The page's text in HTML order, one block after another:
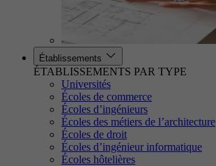
Établissements
ÉTABLISSEMENTS PAR TYPE
Universités
Écoles de commerce
Écoles d’ingénieurs
Écoles des métiers de l’architecture
Écoles de droit
Écoles d’ingénieur informatique
Écoles hôtelières